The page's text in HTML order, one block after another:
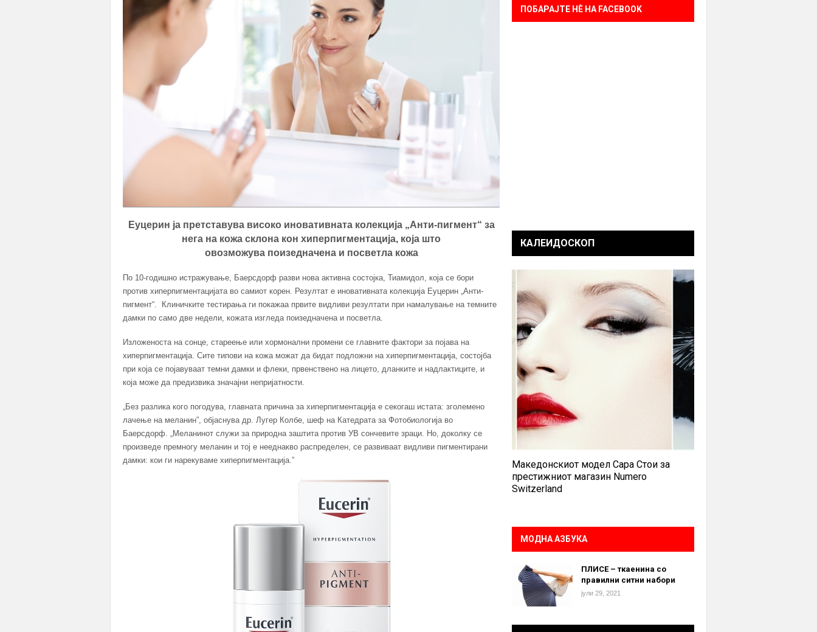
Еуцерин ја претставува високо иновативната колекција „Анти-пигмент“ за
нега на кожа склона кон хиперпигментација, која што
овозможува поизедначена и посветла кожа
По 10-годишно истражување, Баерсдорф разви нова активна состојка, Тиамидол, која се бори
против хиперпигментацијата во самиот корен. Резултат е иновативната колекција Еуцерин „Анти-
пигмент“. Клиничките тестирања ги покажаа првите видливи резултати при намалување на темните
дамки по само две недели, кожата изгледа поизедначена и посветла.
Изложеноста на сонце, стареење или хормонални промени се главните фактори за појава на
хиперпигментација. Сите типови на кожа можат да бидат подложни на хиперпигментација, состојба
при која се појавуваат темни дамки и флеки, првенствено на лицето, дланките и надлактиците, и
која може да предизвика значајни непријатности.
„Без разлика кого погодува, главната причина за хиперпигментација е секогаш истата: зголемено
лачење на меланин”, објаснува др. Лугер Колбе, шеф на Катедрата за Фотобиологија во
Баерсдорф. „Меланинот служи за природна заштита против УВ сончевите зраци. Но, доколку се
произведе премногу меланин и тој е нееднакво распределен, се развиваат видливи пигментирани
дамки: кои ги нарекуваме хиперпигментација.”
ПОБАРАЈТЕ НÈ НА FACEBOOK
КАЛЕИДОСКОП
Македонскиот модел Сара Стои за
престижниот магазин Numero
Switzerland
МОДНА АЗБУКА
ПЛИСЕ – ткаенина со
правилни ситни набори
јули 29, 2021